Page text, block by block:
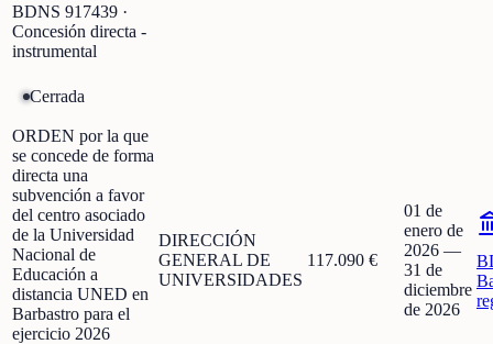
BDNS 917439 ·
Concesión directa -
instrumental
Cerrada
ORDEN por la que
se concede de forma
directa una
subvención a favor
del centro asociado
de la Universidad
Nacional de
Educación a
distancia UNED en
Barbastro para el
ejercicio 2026
DIRECCIÓN
GENERAL DE
UNIVERSIDADES
117.090 €
01 de
enero de
2026 —
31 de
diciembre
de 2026